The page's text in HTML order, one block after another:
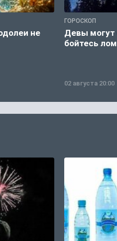
не
ГОРОСКОП
Девы могут
бойтесь
02 августа 20:00